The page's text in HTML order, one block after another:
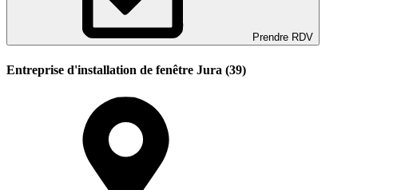
Prendre RDV
Entreprise d'installation de fenêtre Jura (39)